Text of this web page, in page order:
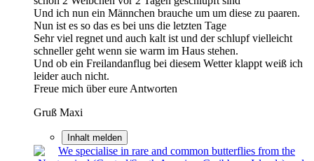
Und ich nun ein Männchen brauche um um diese zu paaren.
Nun ist es so das es bei uns die letzten Tage
Sehr viel regnet und auch kalt ist und der schlupf vielleicht
schneller geht wenn sie warm im Haus stehen.
Und ob ein Freilandanflug bei diesem Wetter klappt weiß ich
leider auch nicht.
Freue mich über eure Antworten
Gruß Maxi
Inhalt melden